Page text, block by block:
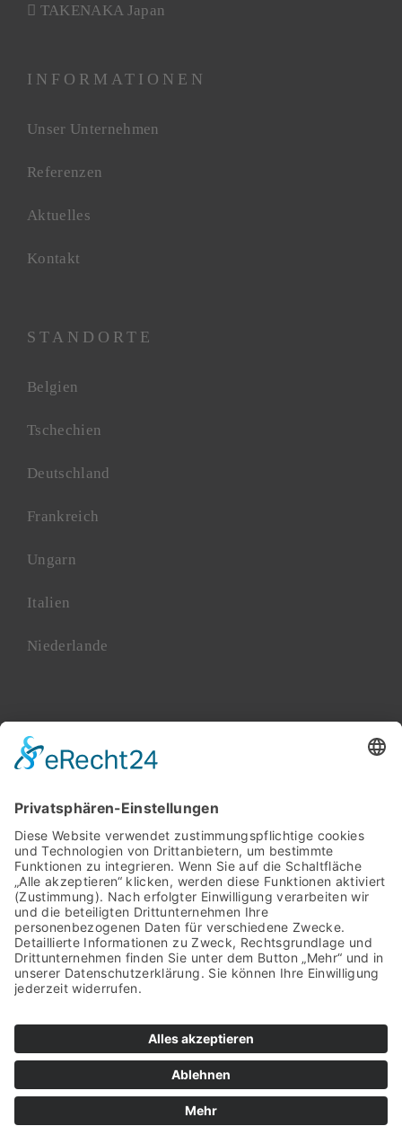
TAKENAKA Japan
INFORMATIONEN
Unser Unternehmen
Referenzen
Aktuelles
Kontakt
STANDORTE
Belgien
Tschechien
Deutschland
Frankreich
Ungarn
Italien
Niederlande
Polen
Rumänien
Serbien
Slowakei
Spanien
Vereinigtes Königreich
Whistleblower-System